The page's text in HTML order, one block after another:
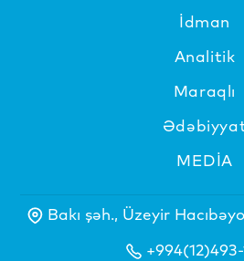
İdman
Analitik
Maraqlı
MEDİA
Bakı şəh., Üzeyir